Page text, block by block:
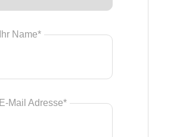
Ihr Name*
E-Mail Adresse*